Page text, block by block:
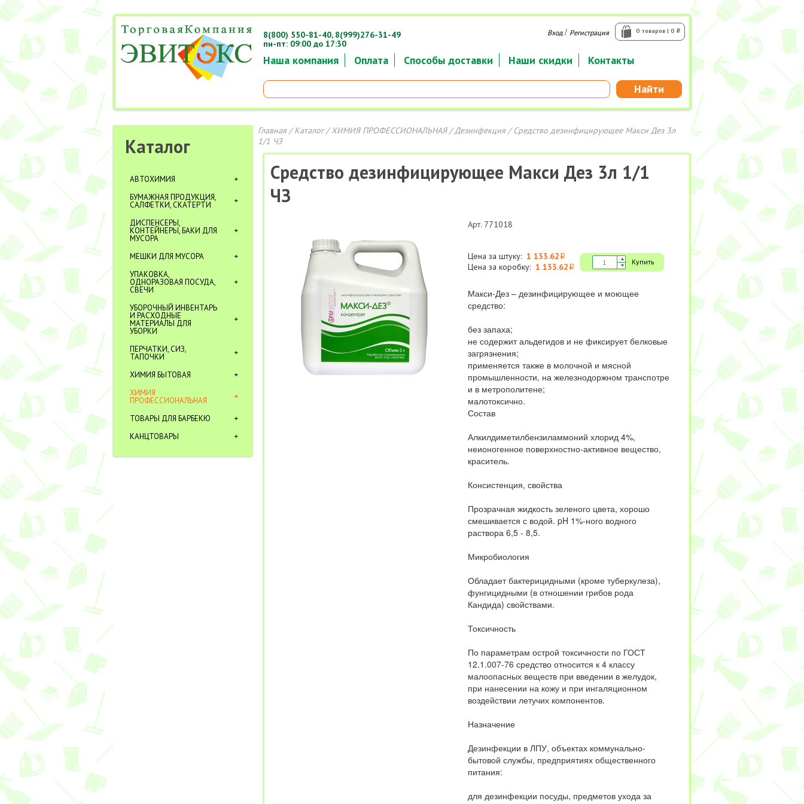
Наша компания Оплата Способы доставки Наши скидки Контакты
Найти
0 товаров | 0 i
Вход/ Регистрация
8(800) 550-81-40, 8(999)276-31-49
пн-пт: 09:00 до 17:30
Каталог
АВТОХИМИЯ
БУМАЖНАЯ ПРОДУКЦИЯ,
САЛФЕТКИ, СКАТЕРТИ
ДИСПЕНСЕРЫ,
КОНТЕЙНЕРЫ, БАКИ ДЛЯ
МУСОРА
МЕШКИ ДЛЯ МУСОРА
УПАКОВКА,
ОДНОРАЗОВАЯ ПОСУДА,
СВЕЧИ
УБОРОЧНЫЙ ИНВЕНТАРЬ
И РАСХОДНЫЕ
МАТЕРИАЛЫ ДЛЯ
УБОРКИ
ПЕРЧАТКИ, СИЗ,
ТАПОЧКИ
ХИМИЯ БЫТОВАЯ
ХИМИЯ
ПРОФЕССИОНАЛЬНАЯ
ТОВАРЫ ДЛЯ БАРБЕКЮ
КАНЦТОВАРЫ
Главная/Каталог/ХИМИЯ ПРОФЕССИОНАЛЬНАЯ/Дезинфекция/ Средство дезинфицирующее Макси Дез 3л
1/1 ЧЗ
Средство дезинфицирующее Макси Дез 3л 1/1
ЧЗ
Арт. 771018
Цена за штуку: 1 133.62 i
Цена за коробку: 1 133.62 i
Купить
Макси-Дез – дезинфицирующее и моющее
средство:
без запаха;
не содержит альдегидов и не фиксирует белковые
загрязнения;
применяется также в молочной и мясной
промышленности, на железнодоржном транспотре
и в метрополитене;
малотоксично.
Состав
Алкилдиметилбензиламмоний хлорид 4%,
неионогенное поверхностно-активное вещество,
краситель.
Консистенция, свойства
Прозрачная жидкость зеленого цвета, хорошо
смешивается с водой. pH 1%-ного водного
раствора 6,5 - 8,5.
Микробиология
Обладает бактерицидными (кроме туберкулеза),
фунгицидными (в отношении грибов рода
Кандида) свойствами.
Токсичность
По параметрам острой токсичности по ГОСТ
12.1.007-76 средство относится к 4 классу
малоопасных веществ при введении в желудок,
при нанесении на кожу и при ингаляционном
воздействии летучих компонентов.
Назначение
Дезинфекции в ЛПУ, объектах коммунально-
бытовой службы, предприятиях общественного
питания:
для дезинфекции посуды, предметов ухода за